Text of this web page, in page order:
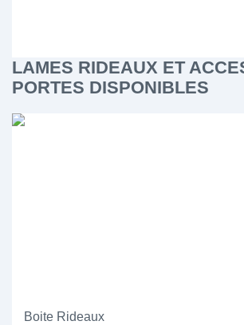
LAMES RIDEAUX ET
PORTES DISPONIBLES
Boite Rideaux